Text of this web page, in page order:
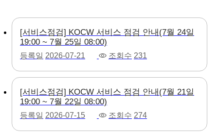
[서비스점검] KOCW 서비스 점검 안내(7월 24일
19:00 ~ 7월 25일 08:00)
등록일 2026-07-21 조회수 231
[서비스점검] KOCW 서비스 점검 안내(7월 21일
19:00 ~ 7월 22일 08:00)
등록일 2026-07-15 조회수 274